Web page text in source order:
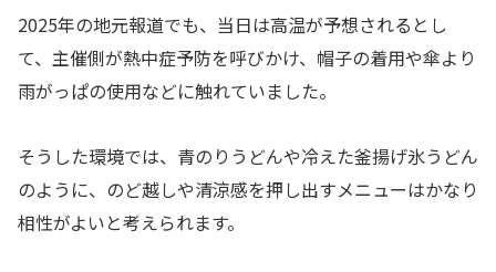
2025年の地元報道でも、当日は高温が予想されるとし
て、主催側が熱中症予防を呼びかけ、帽子の着用や傘より
雨がっぱの使用などに触れていました。
そうした環境では、青のりうどんや冷えた釜揚げ氷うどん
のように、のど越しや清涼感を押し出すメニューはかなり
相性がよいと考えられます。